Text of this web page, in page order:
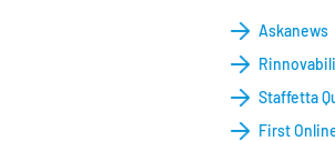
Askanews
Staffetta
First